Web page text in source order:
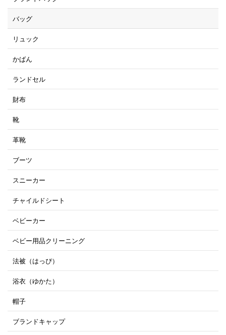
バッグ
リュック
かばん
ランドセル
財布
靴
革靴
ブーツ
スニーカー
チャイルドシート
ベビーカー
ベビー用品クリーニング
法被（はっぴ）
浴衣（ゆかた）
帽子
ブランドキャップ